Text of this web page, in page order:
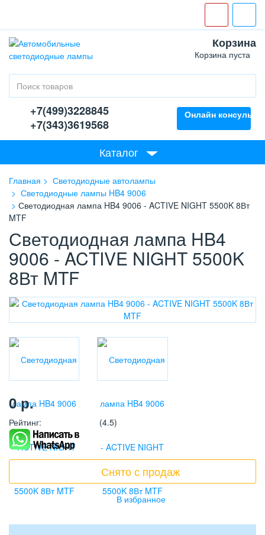
Корзина
Корзина пуста
+7(499)3228845
+7(343)3619568
Онлайн
Каталог
Главная
Светодиодные автолампы
Светодиодные лампы HB4 9006
Светодиодная лампа HB4 9006 - ACTIVE NIGHT 5500K 8Вт
MTF
Светодиодная лампа HB4
9006 - ACTIVE NIGHT 5500K
8Вт MTF
0 р.
Рейтинг: (4.5)
Снято с продаж